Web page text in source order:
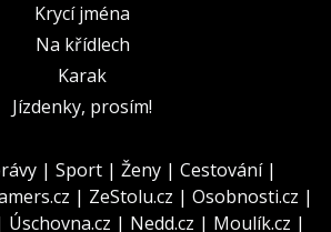
Krycí jména
Na křídlech
Karak
Jízdenky, prosím!
| Sport | Ženy | Cestování|
| ZeStolu.cz | Osobnosti.cz |
Úschovna.cz | Nedd.cz | Moulík.cz |